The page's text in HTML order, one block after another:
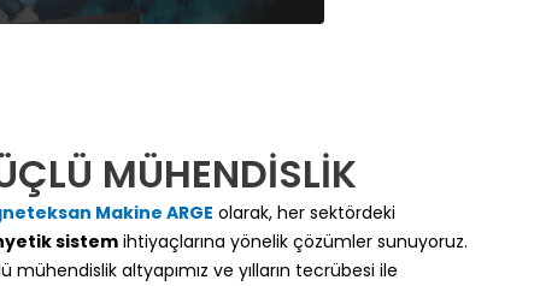
MÜHENDİSLİK
Makine ARGE olarak, her sektördeki
sistemihtiyaçlarına yönelik çözümler sunuyoruz.
mühendislik altyapımız ve yılların tecrübesi ile